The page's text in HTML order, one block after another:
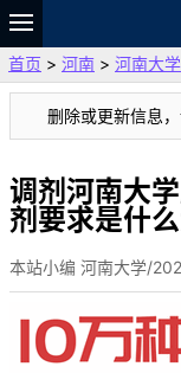
题库
故事
VIP
资料
首页 > 河南 > 河南大学
删除或更新信息
调剂河南大
剂要求是什
本站小编 河南大学/